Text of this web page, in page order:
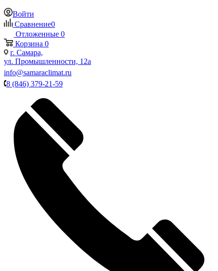
Войти
Сравнение0
Отложенные 0
Корзина 0
г. Самара,
ул. Промышленности, 12а
info@samaraclimat.ru
8 (846) 379-21-59